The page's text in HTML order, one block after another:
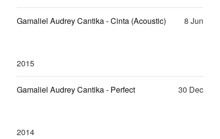
Gamaliel Audrey Cantika - Cinta (Acoustic) 8 Jun
2015
Gamaliel Audrey Cantika - Perfect 30 Dec
2014